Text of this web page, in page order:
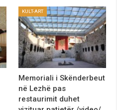
KULT-ART
Memoriali i Skënderbeut
në Lezhë pas
restaurimit duhet